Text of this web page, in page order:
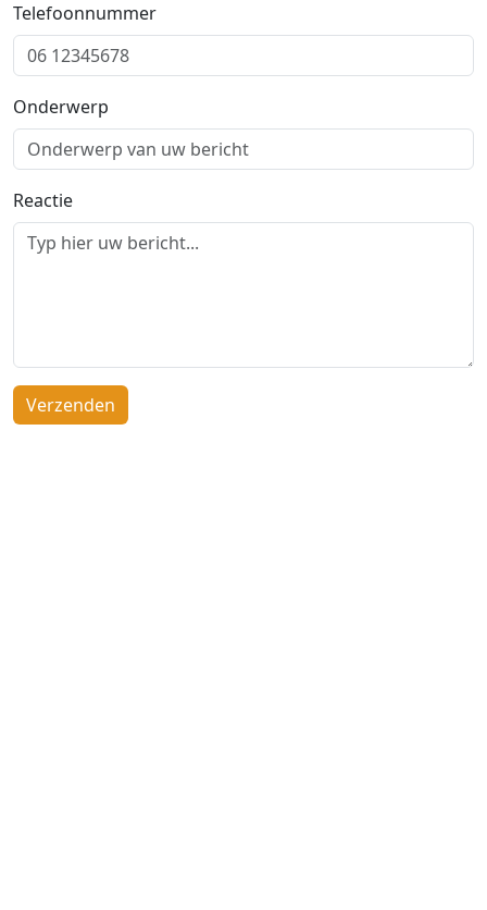
Telefoonnummer
Onderwerp
Reactie